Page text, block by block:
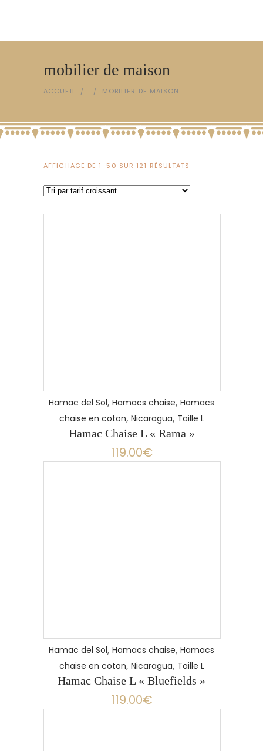
mobilier de maison
ACCUEIL / / MOBILIER DE MAISON
AFFICHAGE DE 1–50 SUR 121 RÉSULTATS
CROISSANT
Hamac del Sol, Hamacs chaise, Hamacs
chaise en coton, Nicaragua, Taille L
Hamac Chaise L « Rama »
119.00€
Hamac del Sol, Hamacs chaise, Hamacs
chaise en coton, Nicaragua, Taille L
Hamac Chaise L « Bluefields »
119.00€